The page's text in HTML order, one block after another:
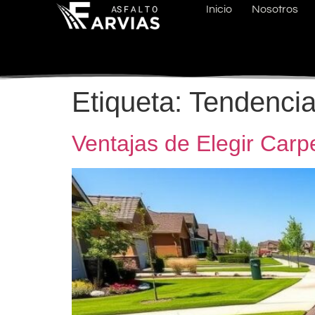
Inicio Nosotros
Etiqueta:
Ventajas de Elegir